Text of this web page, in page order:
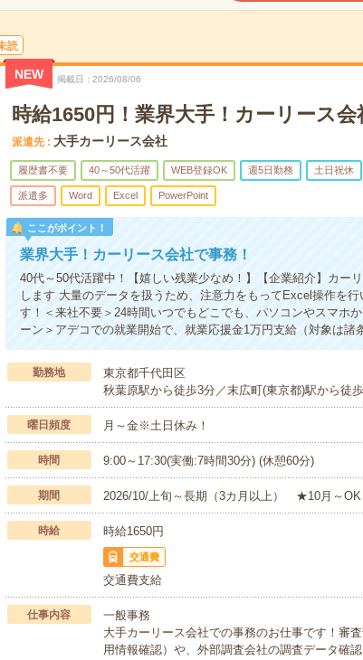
読
NEW 掲載日 2026/08/06
時給1650円！業界大手！カーリース会
派遣先 大手カーリース会社
履歴書不要 40～50代活躍 WEB登録OK 週5日勤務 土日祝休
派遣多 Word Excel PowerPoint
ここがポイント！
業界大手！カーリース会社で事務！
40代～50代活躍中！【嬉しい残業少なめ！】【企業紹介】カー
します 大量のデータを扱うため、注意力をもってExcel操作を
す！＜来社不要＞24時間いつでもどこでも、パソコンやスマホ
ーン＞アデコでの就業開始で、就業応援金1万円支給（対象は諸
勤務地
東京都千代田区
秋葉原駅から徒歩3分／末広町(東京都)駅から徒
曜日頻度 月～金※土日休み！
時間 9:00～17:30(実働:7時間30分) (休憩60分)
期間 2026/10/上旬～長期（3カ月以上） ★10月～OK
時給 時給1650円
交通費
交通費支給
仕事内容
一般事務
大手カーリース会社での事務のお仕事です！審
用情報確認）や、外部調査会社の調査データ確